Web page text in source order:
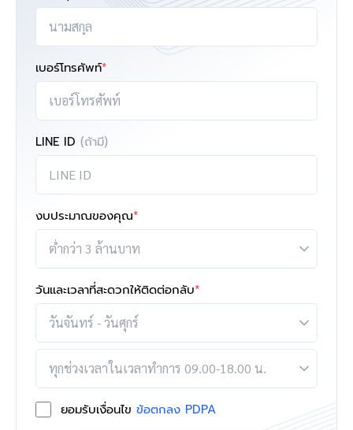
เบอร์โทรศัพท์*
LINE ID (ถ้ามี)
งบประมาณของคุณ*
วันและเวลาที่สะดวกให้ติดต่อกลับ*
ยอมรับเงื่อนไข ข้อตกลง PDPA